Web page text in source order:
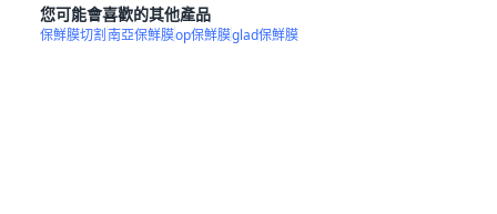
您可能會喜歡的其他產品
保鮮膜切割 南亞保鮮膜op保鮮膜glad保鮮膜